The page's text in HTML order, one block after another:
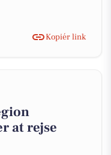
Kopiér link
at rejse